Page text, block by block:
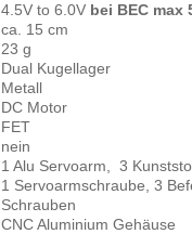
4.5V to 6.0V bei BEC max
ca. 15 cm
23 g
Dual Kugellager
Metall
DC Motor
FET
nein
1 Alu Servoarm, 3
1 Servoarmschraube, 3
Schrauben
CNC Aluminium Gehäuse